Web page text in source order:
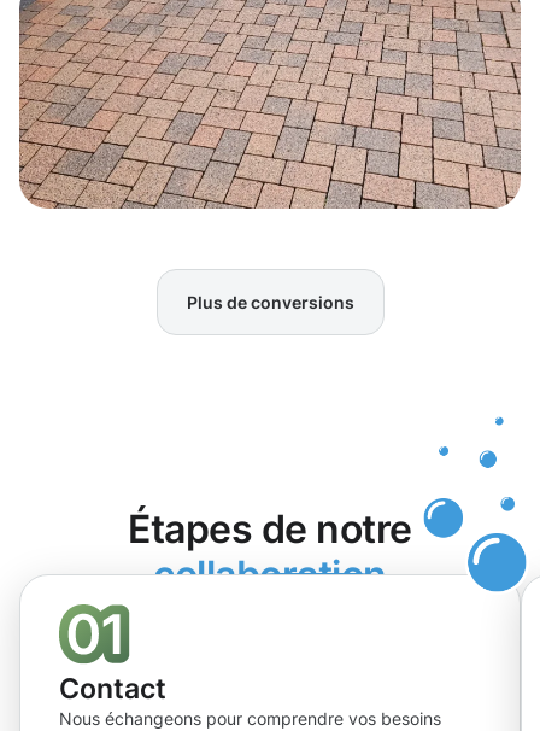
Plus de conversions
Étapes de notre
collaboration
Contact
Nous échangeons pour comprendre vos besoins